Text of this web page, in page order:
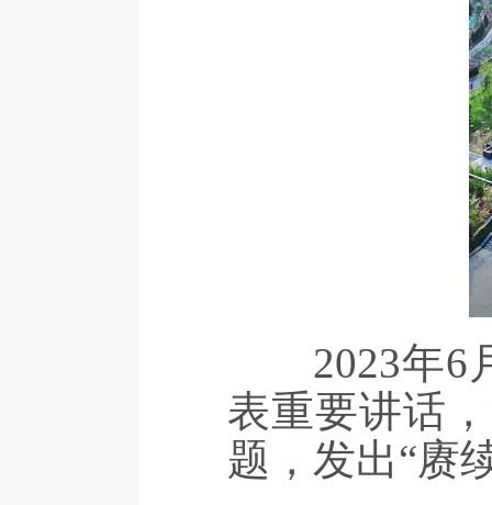
2023年6月
表重要讲话
题，发出“赓